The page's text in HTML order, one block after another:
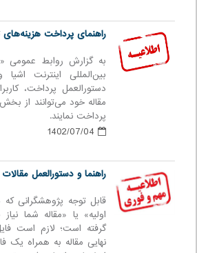
راهنمای پرداخت هزینه‌های
به گزارش روابط عمومی
بین‌المللی اينترنت
دستورالعمل پرداخت،
مقاله خود می‌توانند از
پرداخت نمایند.
1402/07/04
راهنما و دستورالعمل
قابل توجه پژوهشگرانی که
اولیه» یا «مقاله شما